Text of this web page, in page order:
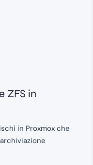
ZFS in
in Proxmox che